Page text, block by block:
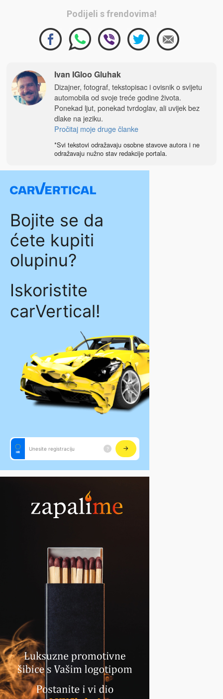
Podijeli s frendovima!
Ivan IGloo Gluhak
Dizajner, fotograf, tekstopisac i ovisnik o svijetu
automobila od svoje treće godine života.
Ponekad ljut, ponekad tvrdoglav, ali uvijek bez
dlake na jeziku.
Pročitaj moje druge članke
*Svi tekstovi odražavaju osobne stavove autora i ne
odražavaju nužno stav redakcije portala.